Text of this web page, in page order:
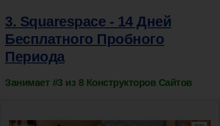
3. Squarespace - 14 Дней
Бесплатного Пробного
Периода
Занимает #3 из 8 Конструкторов Сайтов